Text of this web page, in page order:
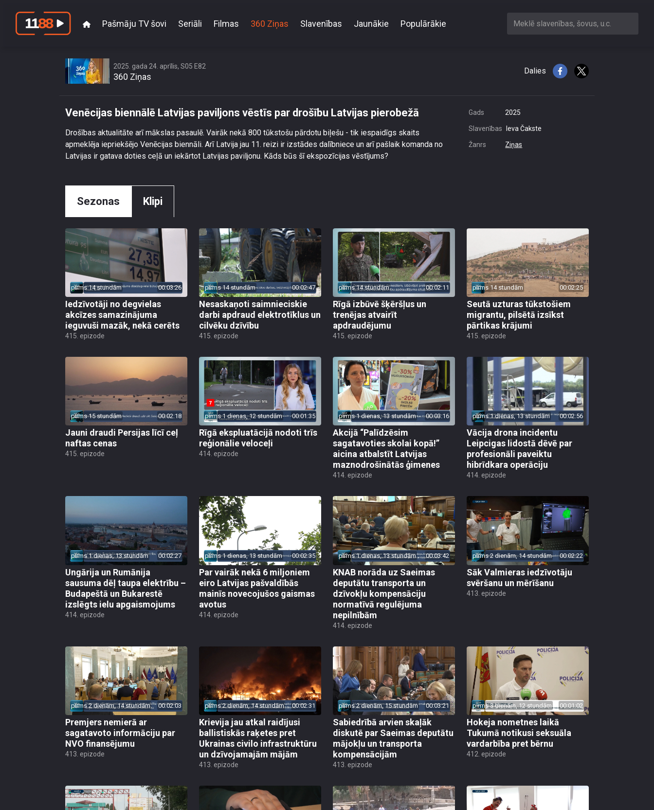
Pašmāju TV šovi Seriāli Filmas 360 Ziņas Slavenības Jaunākie Populārākie Meklē slavenības, šovus, u.c.
2025. gada 24. aprīlis, S05 E82
360 Ziņas
Dalies
Venēcijas biennālē Latvijas paviljons vēstīs par drošību Latvijas pierobežā
Drošības aktualitāte arī mākslas pasaulē. Vairāk nekā 800 tūkstošu pārdotu biļešu - tik iespaidīgs skaits
apmeklēja iepriekšējo Venēcijas biennāli. Arī Latvija jau 11. reizi ir izstādes dalībniece un arī pašlaik komanda no
Latvijas ir gatava doties ceļā un iekārtot Latvijas paviljonu. Kāds būs šī ekspozīcijas vēstījums?
Gads 2025
Slavenības Ieva Čakste
Žanrs Ziņas
Sezonas Klipi
pirms 14 stundām 00:03:26
Iedzīvotāji no degvielas
akcīzes samazinājuma
ieguvuši mazāk, nekā cerēts
415. epizode
pirms 14 stundām 00:02:47
Nesaskaņoti saimnieciskie
darbi apdraud elektrotīklus un
cilvēku dzīvību
415. epizode
pirms 14 stundām 00:02:11
Rīgā izbūvē šķēršļus un
trenējas atvairīt
apdraudējumu
415. epizode
pirms 14 stundām 00:02:25
Seutā uzturas tūkstošiem
migrantu, pilsētā izsīkst
pārtikas krājumi
415. epizode
pirms 15 stundām 00:02:18
Jauni draudi Persijas līcī ceļ
naftas cenas
415. epizode
pirms 1 dienas, 12 stundām 00:01:35
Rīgā ekspluatācijā nodoti trīs
reģionālie veloceļi
414. epizode
pirms 1 dienas, 13 stundām 00:03:16
Akcijā “Palīdzēsim
sagatavoties skolai kopā!”
aicina atbalstīt Latvijas
maznodrošinātās ģimenes
414. epizode
pirms 1 dienas, 13 stundām 00:02:56
Vācija drona incidentu
Leipcigas lidostā dēvē par
profesionāli paveiktu
hibrīdkara operāciju
414. epizode
pirms 1 dienas, 13 stundām 00:02:27
Ungārija un Rumānija
sausuma dēļ taupa elektrību –
Budapeštā un Bukarestē
izslēgts ielu apgaismojums
414. epizode
pirms 1 dienas, 13 stundām 00:02:35
Par vairāk nekā 6 miljoniem
eiro Latvijas pašvaldībās
mainīs novecojušos gaismas
avotus
414. epizode
pirms 1 dienas, 13 stundām 00:03:42
KNAB norāda uz Saeimas
deputātu transporta un
dzīvokļu kompensāciju
normatīvā regulējuma
nepilnībām
414. epizode
pirms 2 dienām, 14 stundām 00:02:22
Sāk Valmieras iedzīvotāju
svēršanu un mērīšanu
413. epizode
pirms 2 dienām, 14 stundām 00:02:03
Premjers nemierā ar
sagatavoto informāciju par
NVO finansējumu
413. epizode
pirms 2 dienām, 14 stundām 00:02:31
Krievija jau atkal raidījusi
ballistiskās raķetes pret
Ukrainas civilo infrastruktūru
un dzīvojamajām mājām
413. epizode
pirms 2 dienām, 15 stundām 00:03:21
Sabiedrībā arvien skaļāk
diskutē par Saeimas deputātu
mājokļu un transporta
kompensācijām
413. epizode
pirms 3 dienām, 12 stundām 00:01:02
Hokeja nometnes laikā
Tukumā notikusi seksuāla
vardarbība pret bērnu
412. epizode